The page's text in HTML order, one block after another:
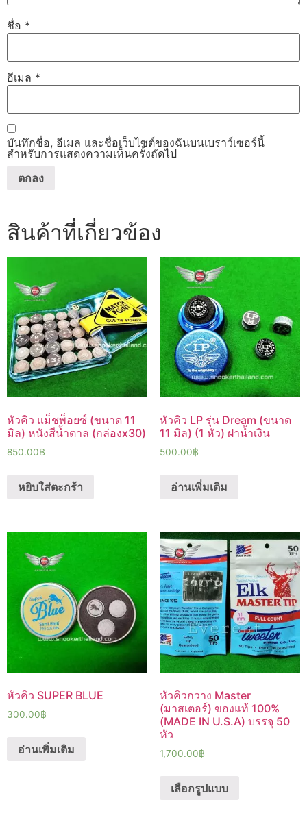
ชื่อ *
อีเมล *
บันทึกชื่อ, อีเมล และชื่อเว็บไซต์ของฉันบนเบราว์เซอร์นี้
สำหรับการแสดงความเห็นครั้งถัดไป
สินค้าที่เกี่ยวข้อง
หัวคิว แม็ชพ็อยซ์ (ขนาด 11
มิล) หนังสีน้ำตาล (กล่องx30)
850.00฿
หยิบใส่ตะกร้า
หัวคิว LP รุ่น Dream (ขนาด
11 มิล) (1 หัว) ฝาน้ำเงิน
500.00฿
อ่านเพิ่มเติม
หัวคิว SUPER BLUE
300.00฿
อ่านเพิ่มเติม
หัวคิวกวาง Master
(มาสเตอร์) ของแท้ 100%
(MADE IN U.S.A) บรรจุ 50
หัว
1,700.00฿
เลือกรูปแบบ